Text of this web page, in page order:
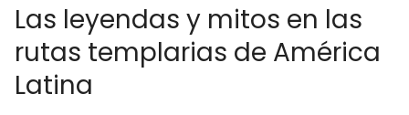
Las leyendas y mitos en las
rutas templarias de América
Latina